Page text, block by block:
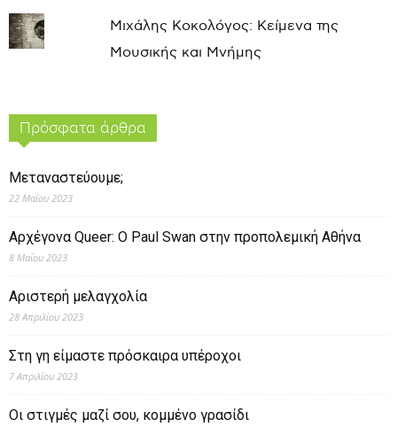
Μιχάλης Κοκολόγος: Κείμενα της
Μουσικής και Μνήμης
Πρόσφατα άρθρα
Μεταναστεύουμε;
22 Μαΐου 2023
Αρχέγονα Queer: O Paul Swan στην προπολεμική Αθήνα
8 Μαΐου 2023
Αριστερή μελαγχολία
28 Απριλίου 2023
Στη γη είμαστε πρόσκαιρα υπέροχοι
7 Απριλίου 2023
Οι στιγμές μαζί σου, κομμένο γρασίδι